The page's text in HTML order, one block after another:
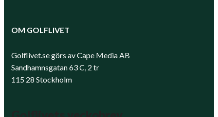
OM GOLFLIVET
Golflivet.se görs av Cape Media AB
Sandhamnsgatan 63 C, 2 tr
115 28 Stockholm